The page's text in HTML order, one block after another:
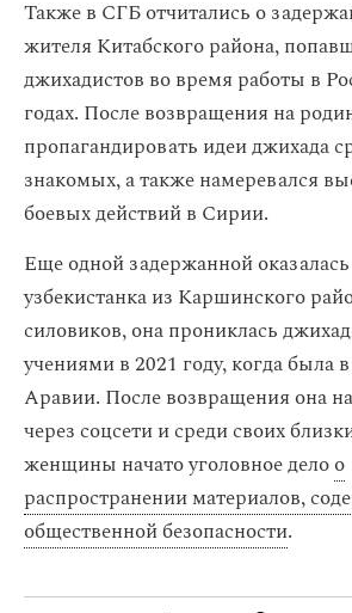
Также в СГБ отчитались о
жителя Китабского района,
джихадистов во время работы в
годах. После возвращения на
пропагандировать идеи джихада
знакомых, а также намеревался
боевых действий в Сирии.
Еще одной задержанной
узбекистанка из Каршинского
силовиков, она прониклась
учениями в 2021 году, когда была
Аравии. После возвращения она
через соцсети и среди своих
женщины начато уголовное делоо
распространении материалов,
общественной безопасности.